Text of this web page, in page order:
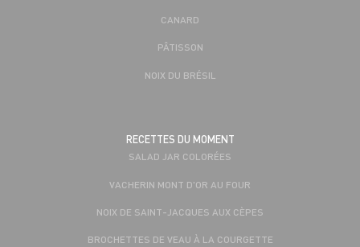
CANARD
PÂTISSON
NOIX DU BRÉSIL
RECETTES DU MOMENT
SALAD JAR COLORÉES
VACHERIN MONT D'OR AU FOUR
NOIX DE SAINT-JACQUES AUX CÈPES
BROCHETTES DE VEAU À LA COURGETTE